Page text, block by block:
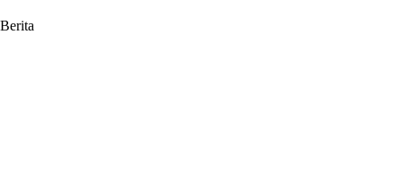
Berita